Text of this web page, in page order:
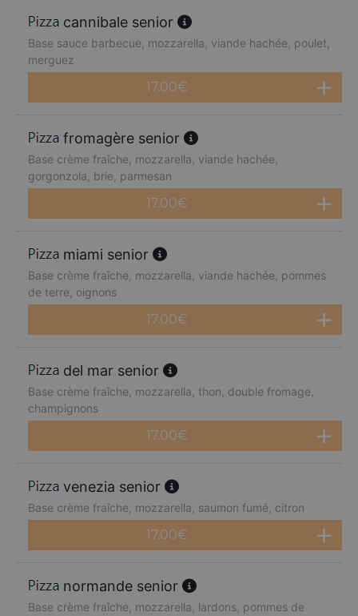
cannibale senior
Base sauce barbecue, mozzarella, viande hachée, poulet,
merguez
17.00€
fromagère senior
Base crème fraîche, mozzarella, viande hachée,
gorgonzola, brie, parmesan
17.00€
miami senior
Base crème fraîche, mozzarella, viande hachée, pommes
de terre, oignons
17.00€
del mar senior
Base crème fraîche, mozzarella, thon, double fromage,
champignons
17.00€
venezia senior
Base crème fraîche, mozzarella, saumon fumé, citron
17.00€
normande senior
Base crème fraîche, mozzarella, lardons, pommes de